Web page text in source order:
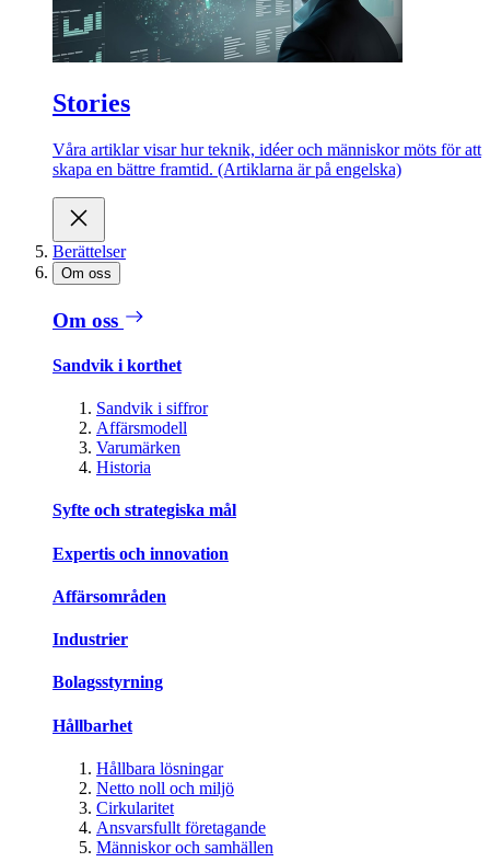
Stories
Våra artiklar visar hur teknik, idéer och människor möts för att
skapa en bättre framtid. (Artiklarna är på engelska)
Berättelser
Om oss
Om oss
Sandvik i korthet
Sandvik i siffror
Affärsmodell
Varumärken
Historia
Syfte och strategiska mål
Expertis och innovation
Affärsområden
Industrier
Bolagsstyrning
Hållbarhet
Hållbara lösningar
Netto noll och miljö
Cirkularitet
Ansvarsfullt företagande
Människor och samhällen